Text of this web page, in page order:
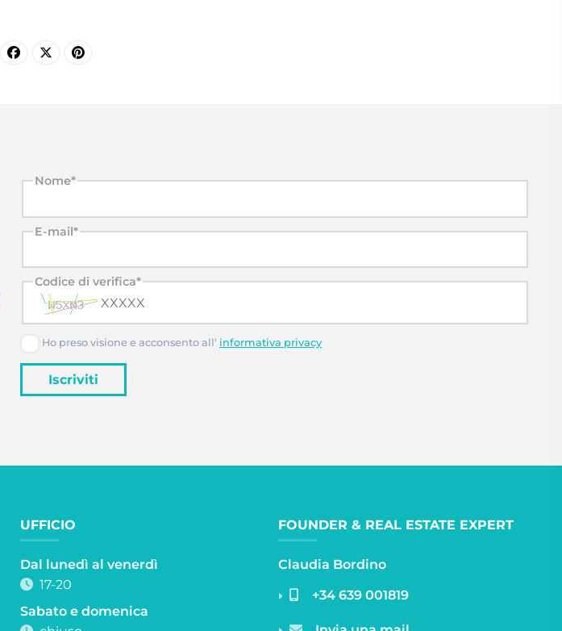
Nome*
E-mail*
Codice di verifica*
Ho preso visione e acconsento all' informativa privacy
Iscriviti
UFFICIO
Dal lunedì al venerdì
17-20
Sabato e domenica
FOUNDER & REAL ESTATE EXPERT
Claudia Bordino
+34 639 001819